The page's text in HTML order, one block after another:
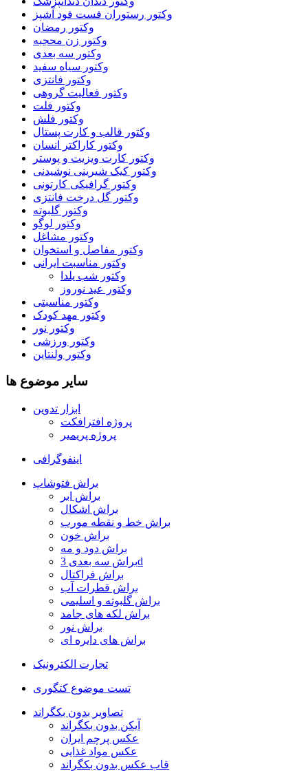
وکتور رستوران فست فود آشپز
وکتور رمضان
وکتور زن محجبه
وکتور سه بعدی
وکتور سیاه سفید
وکتور فانتزی
وکتور فعالیت گروهی
وکتور فلت
وکتور فلش
وکتور قالب و کارت پستال
وکتور کاراکتر انسان
وکتور کارت ویزیت و پوستر
وکتور کیک شیرینی نوشیدنی
وکتور گرافیکی کارتونی
وکتور گل درخت فانتزی
وکتور گلبوته
وکتور لوگو
وکتور مشاغل
وکتور مفاصل و استخوان
وکتور مناسبت ایرانی
وکتور شب یلدا
وکتور عید نوروز
وکتور مناسبتی
وکتور مهد کودک
وکتور نور
وکتور ورزشی
وکتور ولنتاین
سایر موضوع ها
ابزار تدوین
پروژه افترافکت
پروژه پریمیر
اینفوگرافی
براش فتوشاپ
براش ابر
براش اشکال
براش خط و نقطه مورب
براش خون
براش دود و مه
براش سه بعدی 3d
براش فراکتال
براش قطرات آب
براش گلبوته و اسلیمی
براش لکه های جامد
براش نور
براش های دایره ای
تجارت الکترونیک
تست موضوع کتگوری
تصاویر بدون بکگراند
آیکن بدون بکگراند
عکس پرچم ایران
عکس مواد غذایی
قاب عکس بدون بکگراند